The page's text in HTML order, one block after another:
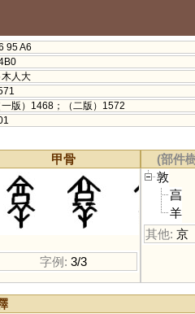
95 A6
木人大
一版）1468；（二版）1572
甲骨
字例: 3/3
(部件
敦
亯
羊
其他: 京